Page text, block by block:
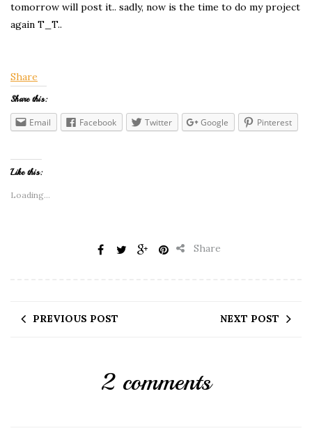
tomorrow will post it.. sadly, now is the time to do my project
again T_T..
Share
Share this:
Email Facebook Twitter Google Pinterest
Like this:
Loading...
Share
PREVIOUS POST NEXT POST
2 comments